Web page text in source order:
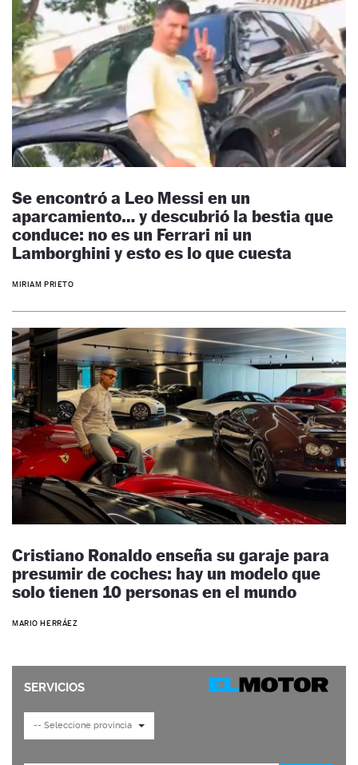
Se encontró a Leo Messi en un
aparcamiento… y descubrió la bestia que
conduce: no es un Ferrari ni un
Lamborghini y esto es lo que cuesta
MIRIAM PRIETO
Cristiano Ronaldo enseña su garaje para
presumir de coches: hay un modelo que
solo tienen 10 personas en el mundo
MARIO HERRÁEZ